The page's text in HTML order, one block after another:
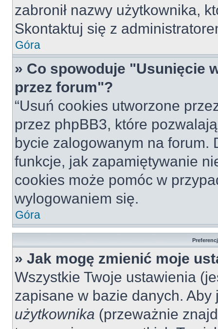
zabronił nazwy użytkownika,
Skontaktuj się z
Góra
» Co spowoduje "Usunięcie
przez forum"?
“Usuń cookies utworzone
przez phpBB3, które
bycie zalogowanym na forum.
funkcje, jak zapamiętywanie
cookies może pomóc w
wylogowaniem się.
Góra
» Jak mogę zmienić moje
Wszystkie Twoje ustawienia
zapisane w bazie danych.
użytkownika (przeważnie